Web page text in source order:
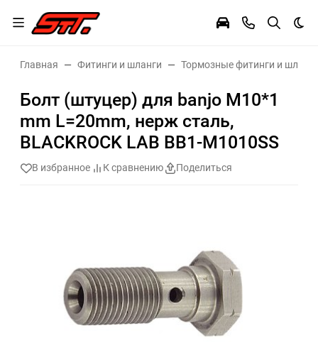
Главная Фитинги и шланги Тормозные фитинги и
Болт (штуцер) для banjo M10*1
mm L=20mm, нерж сталь,
BLACKROCK LAB BB1-M1010SS
В избранное К сравнению Поделиться